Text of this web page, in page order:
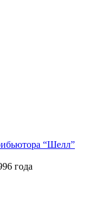
года